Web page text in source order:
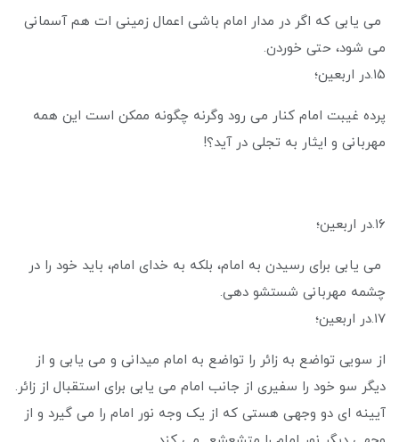
می یابی که اگر در مدار امام باشی اعمال زمینی ات هم آسمانی
می شود، حتی خوردن.
۱۵.در اربعین؛
پرده غیبت امام کنار می رود وگرنه چگونه ممکن است این همه
مهربانی و ایثار به تجلی در آید؟!
۱۶.در اربعین؛
می یابی برای رسیدن به امام، بلکه به خدای امام، باید خود را در
چشمه مهربانی شستشو دهی.
۱۷.در اربعین؛
از سویی تواضع به زائر را تواضع به امام میدانی و می یابی و از
دیگر سو خود را سفیری از جانب امام می یابی برای استقبال از زائر.
آیینه ای دو وجهی هستی که از یک وجه نور امام را می گیرد و از